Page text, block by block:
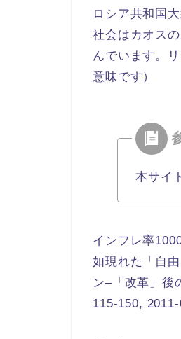
ロシア共和国
社会はカオス
んでいます。
意味です）
本サイ
インフレ率
如現れた「自
ン–「改革」後
115-150, 2011-